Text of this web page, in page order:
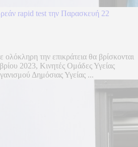
rapid test την Παρασκευή 22
ολόκληρη την επικράτεια θα βρίσκονται
2023, Κινητές Ομάδες Υγείας
Δημόσιας Υγείας ...